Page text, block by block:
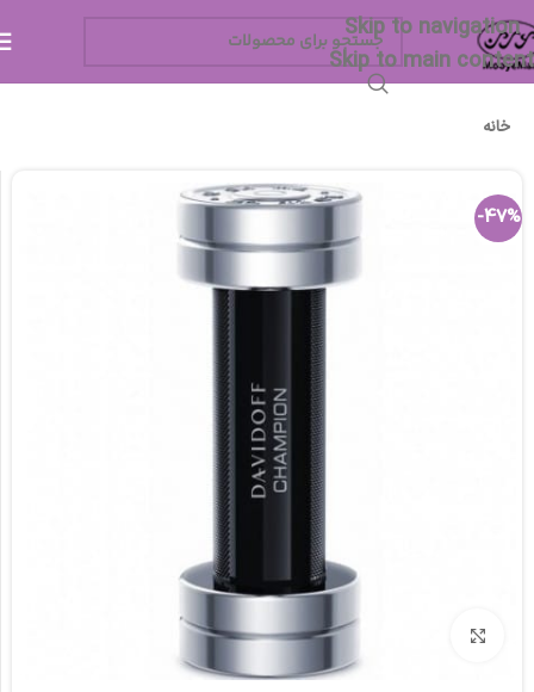
Skip to navigation
Skip to main content
خانه
-47%
برای بزرگنمایی کلیک کنید